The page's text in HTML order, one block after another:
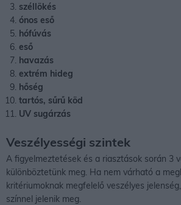
széllökés
ónos eső
hófúvás
eső
havazás
extrém hideg
hőség
tartós, sűrű köd
UV sugárzás
Veszélyességi szintek
A figyelmeztetések és a riasztások során 3
különböztetünk meg. Ha nem várható a
kritériumoknak megfelelő veszélyes
színnel jelenik meg.